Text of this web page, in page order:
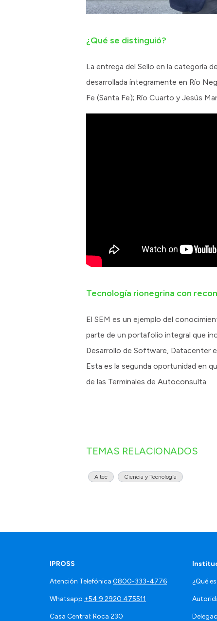
¿Qué se distinguió?
La entrega del Sello en la categoría
desarrollada íntegramente en Río
Fe (Santa Fe); Río Cuarto y Jesús
Tecnología rionegrina con
El SEM es un ejemplo del
parte de un portafolio integral que
Desarrollo de Software, Datacenter
Esta es la segunda oportunidad en
de las Terminales de Autoconsulta.
TEMAS RELACIONADOS
Altec Ciencia y Tecnología
IPROSS
Atención Telefónica 0800-333-4776
Whatsapp +54 9 2920 475511
Casa Central: Roca 230
¿Qué